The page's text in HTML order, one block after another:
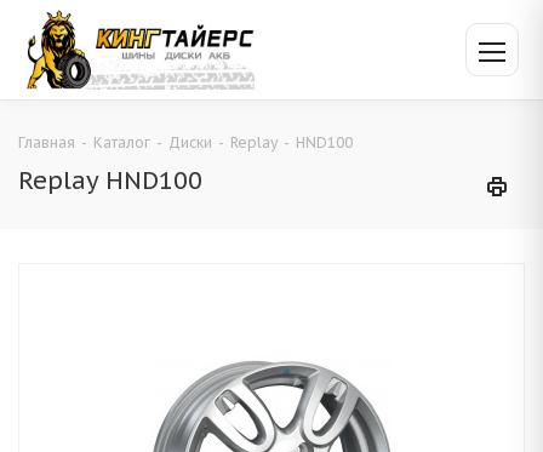
Главная - Каталог - Диски - Replay - HND100
Replay HND100